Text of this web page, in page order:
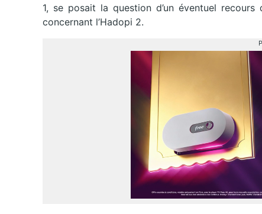
1, se posait la question d’un éventuel
concernant l’Hadopi 2.